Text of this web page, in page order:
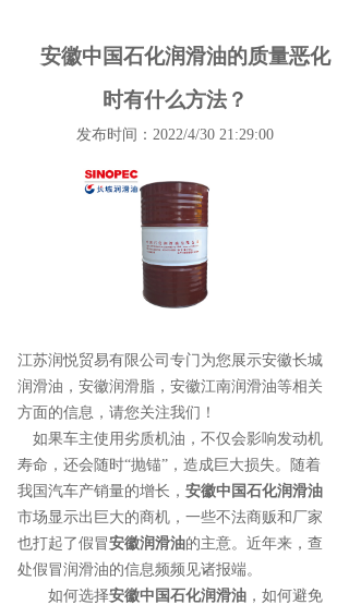
安徽中国石化润滑油的质量恶化
时有什么方法？
发布时间：2022/4/30 21:29:00
江苏润悦贸易有限公司专门为您展示安徽长城
润滑油 ，安徽润滑脂，安徽江南润滑油等相关
方面的信息，请您关注我们！
如果车主使用劣质机油，不仅会影响发动机
寿命，还会随时“抛锚”，造成巨大损失。随着
我国汽车产销量的增长， 安徽中国石化润滑油
市场显示出巨大的商机，一些不法商贩和厂家
也打起了假冒安徽润滑油的主意。近年来，查
处假冒润滑油的信息频频见诸报端。
如何选择安徽中国石化润滑油 ，如何避免